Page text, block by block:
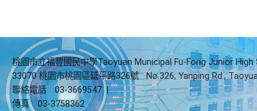
桃園市立福豐國民中學Taoyuan Municipal Fu-Fong Junior High
33070 桃園市桃園區延平路326號
No.326, Yanping Rd.,
聯絡電話
03-3669547 |
傳真
03-3758362